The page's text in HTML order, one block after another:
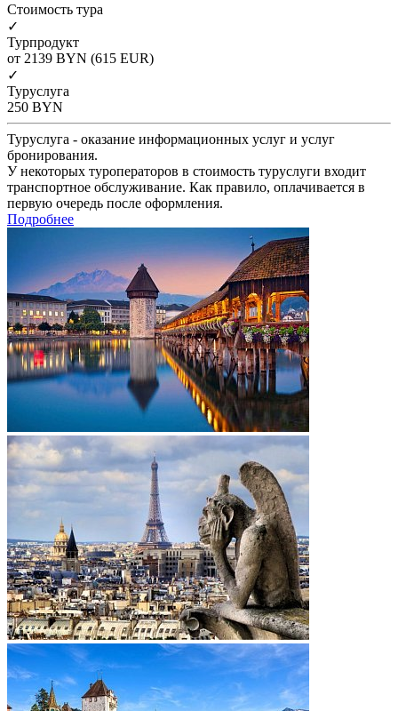
Cтоимость тура
✓
Турпродукт
от 2139 BYN (615 EUR)
✓
Туруслуга
250 BYN
Туруслуга - оказание информационных услуг и услуг
бронирования.
У некоторых туроператоров в стоимость туруслуги входит
транспортное обслуживание. Как правило, оплачивается в
первую очередь после оформления.
Подробнее